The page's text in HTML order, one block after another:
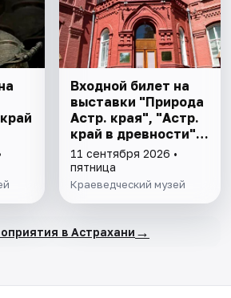
Входной билет на
выставки "Природа
Астр. края", "Астр.
край в древности",
"Заселение Астр.
края"
11 сентября 2026 •
пятница
Краеведческий музей
в Астрахани →